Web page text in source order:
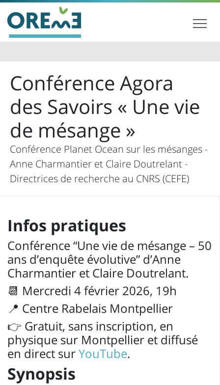
Conférence Agora
des Savoirs « Une vie
de mésange »
Conférence Planet Ocean sur les mésanges -
Anne Charmantier et Claire Doutrelant -
Directrices de recherche au CNRS (CEFE)
Infos pratiques
Conférence “Une vie de mésange – 50
ans d’enquête évolutive” d’Anne
Charmantier et Claire Doutrelant.
📆 Mercredi 4 février 2026, 19h
📍 Centre Rabelais Montpellier
👉 Gratuit, sans inscription, en
physique sur Montpellier et diffusé
en direct surYouTube.
Synopsis